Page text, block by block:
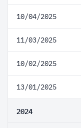
10/04/2025
11/03/2025
10/02/2025
13/01/2025
2024